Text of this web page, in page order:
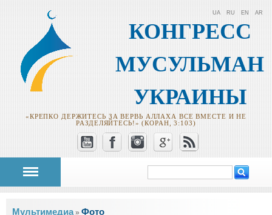
КОНГРЕСС
МУСУЛЬМАН
УКРАИНЫ
«КРЕПКО ДЕРЖИТЕСЬ ЗА ВЕРВЬ АЛЛАХА ВСЕ ВМЕСТЕ И НЕ
РАЗДЕЛЯЙТЕСЬ!» (КОРАН, 3:103)
UA RU EN AR
Форма поиска
Вы здесь
Мультимедиа» Фото